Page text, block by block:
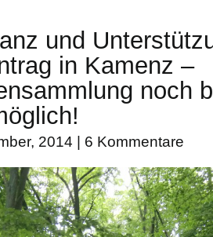
und
in Kamenz –
noch
2014 | 6 Kommentare